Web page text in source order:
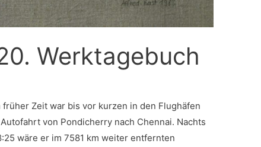
Werktagebuch
Zeit war bis vor kurzen in den Flughäfen
von Pondicherry nach Chennai. Nachts
wäre er im 7581 km weiter entfernten